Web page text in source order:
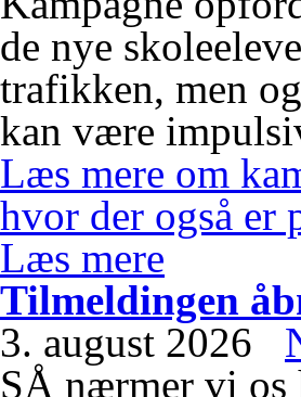
de nye
trafikken, men
kan være
Læs mere om
hvor der også er
Læs mere
Tilmeldingen
3. august 2026
SÅ nærmer vi os